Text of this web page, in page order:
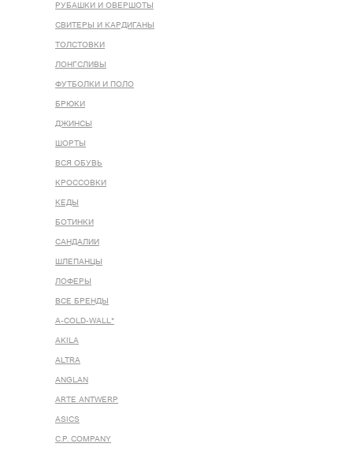
РУБАШКИ И ОВЕРШОТЫ
СВИТЕРЫ И КАРДИГАНЫ
ТОЛСТОВКИ
ЛОНГСЛИВЫ
ФУТБОЛКИ И ПОЛО
БРЮКИ
ДЖИНСЫ
ШОРТЫ
ВСЯ ОБУВЬ
КРОССОВКИ
КЕДЫ
БОТИНКИ
САНДАЛИИ
ШЛЕПАНЦЫ
ЛОФЕРЫ
ВСЕ БРЕНДЫ
A-COLD-WALL*
AKILA
ALTRA
ANGLAN
ARTE ANTWERP
ASICS
C.P. COMPANY